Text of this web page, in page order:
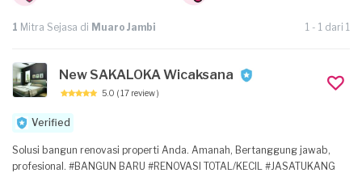
1 Mitra Sejasa di Muaro Jambi 1 - 1 dari 1
New SAKALOKA Wicaksana
5.0 ( 17 review )
Verified
Solusi bangun renovasi properti Anda. Amanah, Bertanggung jawab,
profesional. #BANGUN BARU #RENOVASI TOTAL/KECIL #JASATUKANG